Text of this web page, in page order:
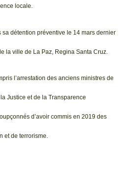
locale.
sa détention préventive le 14 mars dernier
la ville de La Paz, Regina Santa Cruz.
l’arrestation des anciens ministres de
Justice et de la Transparence
d’avoir commis en 2019 des
et de terrorisme.